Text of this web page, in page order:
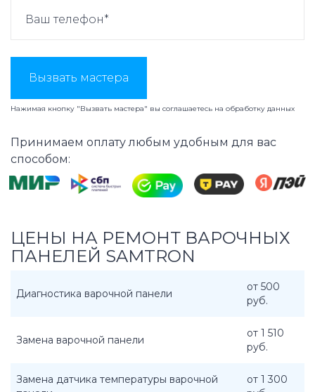
Вызвать мастера
Нажимая кнопку "Вызвать мастера" вы соглашаетесь на обработку данных
Принимаем оплату любым удобным для вас
способом:
ЦЕНЫ НА РЕМОНТ ВАРОЧНЫХ
ПАНЕЛЕЙ SAMTRON
Диагностика варочной панели
от 500
руб.
Замена варочной панели
от 1 510
руб.
Замена датчика температуры варочной
от 1 300